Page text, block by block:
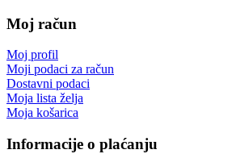
Moj račun
Moj profil
Moji podaci za račun
Dostavni podaci
Moja lista želja
Moja košarica
Informacije o plaćanju